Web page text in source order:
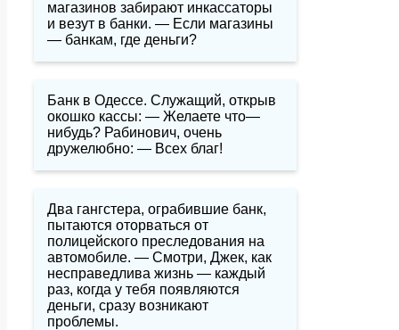
магазинов забирают инкассаторы
и везут в банки. — Если магазины
— банкам, где деньги?
Банк в Одессе. Служащий, открыв
окошко кассы: — Желаете что—
нибудь? Рабинович, очень
дружелюбно: — Всех благ!
Два гангстера, ограбившие банк,
пытаются оторваться от
полицейского преследования на
автомобиле. — Смотри, Джек, как
несправедлива жизнь — каждый
раз, когда у тебя появляются
деньги, сразу возникают
проблемы.